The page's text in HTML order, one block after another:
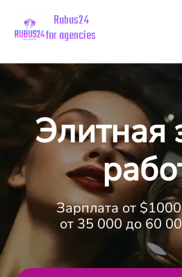
Rubus24
for agencies
Вакансии
ГородаЭлитная
Зарплата от
от 35 000 до 60